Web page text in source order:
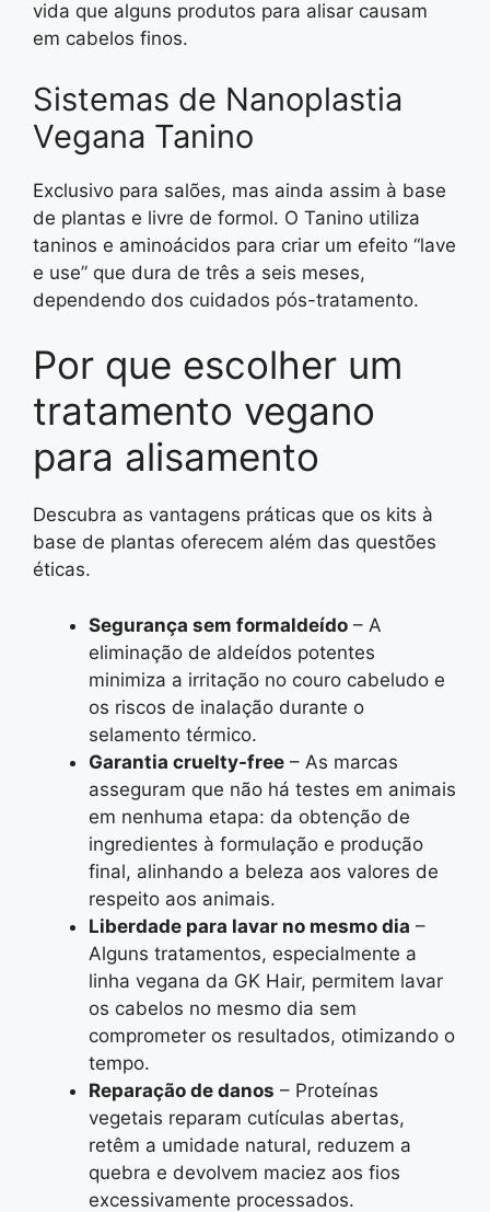
vida que alguns produtos para alisar causam
em cabelos finos.
Sistemas de Nanoplastia
Vegana Tanino
Exclusivo para salões, mas ainda assim à base
de plantas e livre de formol. O Tanino utiliza
taninos e aminoácidos para criar um efeito “lave
e use” que dura de três a seis meses,
dependendo dos cuidados pós-tratamento.
Por que escolher um
tratamento vegano
para alisamento
Descubra as vantagens práticas que os kits à
base de plantas oferecem além das questões
éticas.
Segurança sem formaldeído – A
eliminação de aldeídos potentes
minimiza a irritação no couro cabeludo e
os riscos de inalação durante o
selamento térmico.
Garantia cruelty-free – As marcas
asseguram que não há testes em animais
em nenhuma etapa: da obtenção de
ingredientes à formulação e produção
final, alinhando a beleza aos valores de
respeito aos animais.
Liberdade para lavar no mesmo dia –
Alguns tratamentos, especialmente a
linha vegana da GK Hair, permitem lavar
os cabelos no mesmo dia sem
comprometer os resultados, otimizando o
tempo.
Reparação de danos – Proteínas
vegetais reparam cutículas abertas,
retêm a umidade natural, reduzem a
quebra e devolvem maciez aos fios
excessivamente processados.